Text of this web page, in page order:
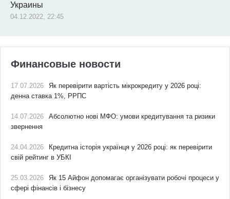
Украины
04.12.2022, 22:45
Финансовые новости
17.07.2026
Як перевірити вартість мікрокредиту у 2026 році:
денна ставка 1%, РРПС
14.07.2026
Абсолютно нові МФО: умови кредитування та ризики
звернення
24.04.2026
Кредитна історія українця у 2026 році: як перевірити
свій рейтинг в УБКІ
25.03.2026
Як 15 Айфон допомагає організувати робочі процеси у
сфері фінансів і бізнесу